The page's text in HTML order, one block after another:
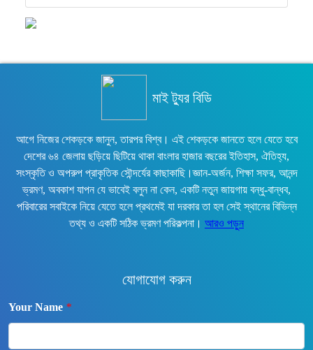
মাই ট্যুর বিডি
আগে নিজের শেকড়কে জানুন, তারপর বিশ্ব। এই শেকড়কে জানতে হলে যেতে হবে
দেশের ৬৪ জেলায় ছড়িয়ে ছিটিয়ে থাকা বাংলার হাজার বছরের ইতিহাস, ঐতিহ্য,
সংস্কৃতি ও অপরুপ প্রাকৃতিক সৌন্দর্যের কাছাকাছি।জ্ঞান-অর্জন, শিক্ষা সফর, আনন্দ
ভ্রমণ, অবকাশ যাপন যে ভাবেই বলুন না কেন, একটি নতুন জায়গায় বন্ধু-বান্ধব,
পরিবারের সবাইকে নিয়ে যেতে হলে প্রথমেই যা দরকার তা হল সেই স্থানের বিভিন্ন
তথ্য ও একটি সঠিক ভ্রমণ পরিকল্পনা। আরও পড়ুন
যোগাযোগ করুন
Your Name *